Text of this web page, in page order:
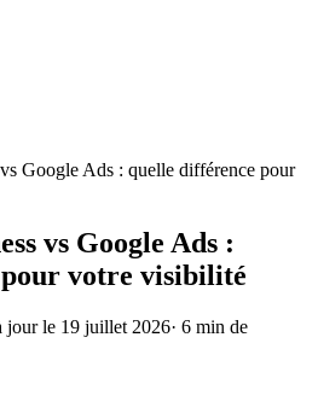
Google Ads : quelle différence pour
vs Google Ads :
votre visibilité
jour le 19 juillet 2026· 6 min de